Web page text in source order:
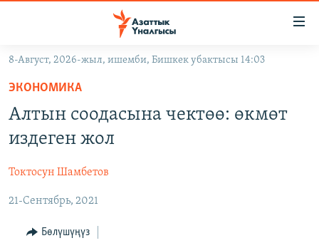
Навигацияга
өтүңүз
Издөөгө
салыңыз
ЭКОНОМИКА
МАДАНИЯТ
БОРБОР АЗИЯ
АТАЙЫН ИЛИКТӨӨ
ТВ ПРОГРАММАЛАР
БҮГҮН АЗАТТЫКТА
ПОДКАСТ
8-Август, 2026-жыл, ишемби, Бишкек убактысы 14:03
ЭКОНОМИКА
Алтын соодасына чектөө: өкмөт
издеген жол
Токтосун Шамбетов
21-Сентябрь, 2021
Бөлүшүңүз